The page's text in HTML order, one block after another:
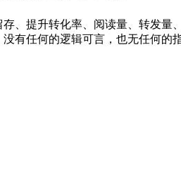
、提升转化率、阅读量、转发
有任何的逻辑可言，也无任何的